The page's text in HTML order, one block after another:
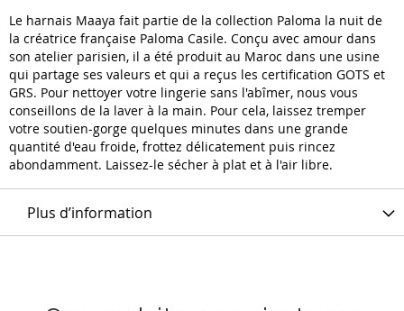
Le harnais Maaya fait partie de la collection Paloma la nuit de
la créatrice française Paloma Casile. Conçu avec amour dans
son atelier parisien, il a été produit au Maroc dans une usine
qui partage ses valeurs et qui a reçus les certification GOTS et
GRS. Pour nettoyer votre lingerie sans l'abîmer, nous vous
conseillons de la laver à la main. Pour cela, laissez tremper
votre soutien-gorge quelques minutes dans une grande
quantité d'eau froide, frottez délicatement puis rincez
abondamment. Laissez-le sécher à plat et à l'air libre.
Plus d’information